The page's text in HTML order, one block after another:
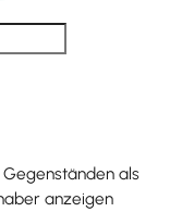
als
anzeigen